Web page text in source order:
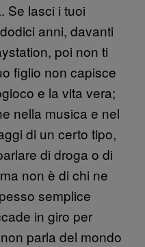
Se lasci i tuoi
anni, davanti
poi non ti
figlio non capisce
e la vita vera;
nella musica e nel
di un certo tipo,
di droga o di
non è di chi ne
semplice
in giro per
parla del mondo